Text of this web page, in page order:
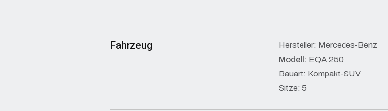
Fahrzeug
Hersteller: Mercedes-Benz
Modell: EQA 250
Bauart: Kompakt-SUV
Sitze: 5